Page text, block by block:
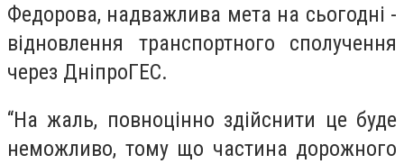
Федорова, надважлива мета на сьогодні -
відновлення транспортного сполучення
через ДніпроГЕС.
“На жаль, повноцінно здійснити це буде
неможливо, тому що частина дорожного